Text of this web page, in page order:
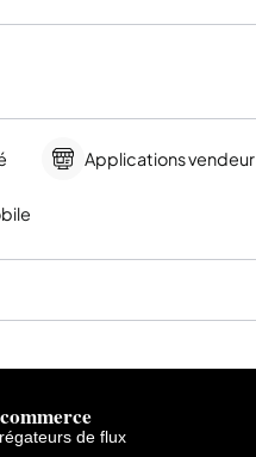
Applications vendeur
de flux